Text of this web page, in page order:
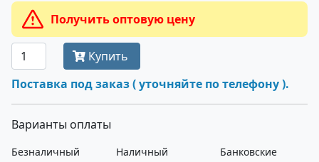
Получить оптовую цену
Купить
Поставка под заказ ( уточняйте по телефону ).
Варианты оплаты
Безналичный
Наличный
Банковские